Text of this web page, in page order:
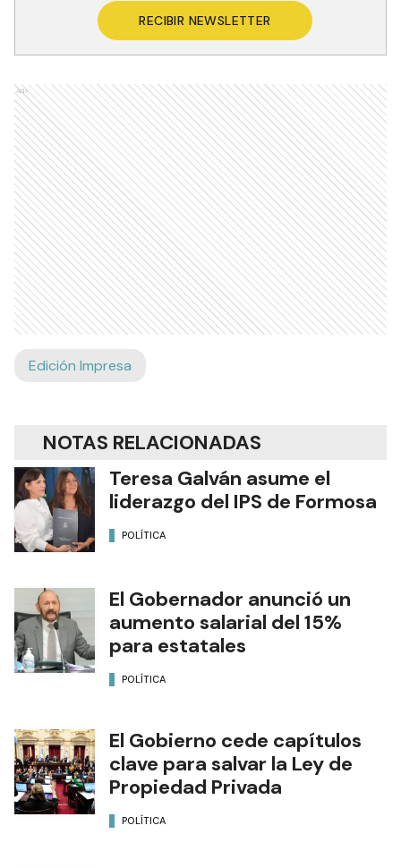
RECIBIR NEWSLETTER
Ads
Edición Impresa
NOTAS RELACIONADAS
Teresa Galván asume el
liderazgo del IPS de Formosa
POLÍTICA
El Gobernador anunció un
aumento salarial del 15%
para estatales
POLÍTICA
El Gobierno cede capítulos
clave para salvar la Ley de
Propiedad Privada
POLÍTICA